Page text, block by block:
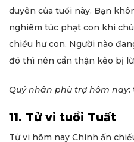
duyên của tuổi này. Bạn
nghiêm túc phạt con khi
chiều hư con. Người nào
đó thì nên cẩn thận kẻo bị
Quý nhân phù trợ hôm nay:
11. Tử vi tuổi Tuất
Tử vi hôm nay Chính ấn